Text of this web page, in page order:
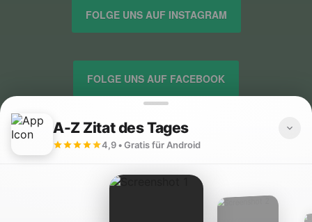
FOLGE UNS AUF INSTAGRAM
FOLGE UNS AUF FACEBOOK
FOLGE UNS AUF TWITTER